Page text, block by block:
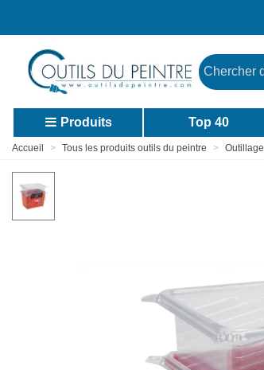
Produits Top 40
Accueil > Tous les produits outils du peintre > Outillage